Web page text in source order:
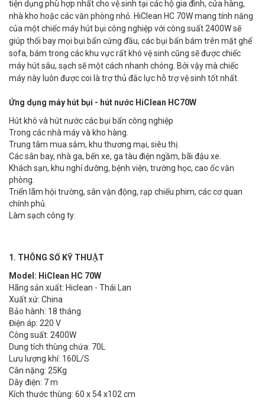
tiện dụng phù hợp nhất cho vệ sinh tại các hộ gia đình, cửa hàng,
nhà kho hoặc các văn phòng nhỏ. HiClean HC 70W mang tính năng
của một chiếc máy hút bụi công nghiệp với công suất 2400W sẽ
giúp thổi bay mọi bụi bẩn cứng đầu, các bụi bẩn bám trên mặt ghế
sofa, bám trong các khu vực rất khó vệ sinh cũng sẽ được chiếc
máy hút sâu, sạch sẽ một cách nhanh chóng. Bởi vậy mà chiếc
máy này luôn được coi là trợ thủ đắc lực hỗ trợ vệ sinh tốt nhất.
Ứng dụng máy hút bụi - hút nước HiClean HC70W
Hút khô và hút nước các bụi bẩn công nghiệp
Trong các nhà máy và kho hàng.
Trung tâm mua sắm, khu thương mại, siêu thị.
Các sân bay, nhà ga, bến xe, ga tàu điện ngầm, bãi đậu xe.
Khách sạn, khu nghỉ dưỡng, bệnh viện, trường học, cao ốc văn
phòng.
Triển lãm hội trường, sân vận động, rạp chiếu phim, các cơ quan
chính phủ.
Làm sạch công ty.
1. THÔNG SỐ KỸ THUẬT
Model: HiClean HC 70W
Hãng sản xuất: Hiclean - Thái Lan
Xuất xứ: China
Bảo hành: 18 tháng
Điện áp: 220 V
Công suất: 2400W
Dung tích thùng chứa: 70L
Lưu lượng khí: 160L/S
Cân nặng: 25Kg
Dây điện: 7 m
Kích thước thùng: 60 x 54 x102 cm